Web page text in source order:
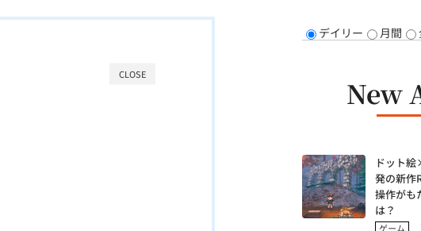
CLOSE
デイリー 月間
New
ドット
発の新作
操作がも
は？
ゲーム